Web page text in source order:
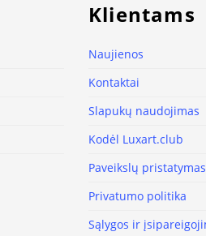
Klientams
Naujienos
Kontaktai
Slapukų naudojimas
Kodėl Luxart.club
Paveikslų
Privatumo politika
Sąlygos ir